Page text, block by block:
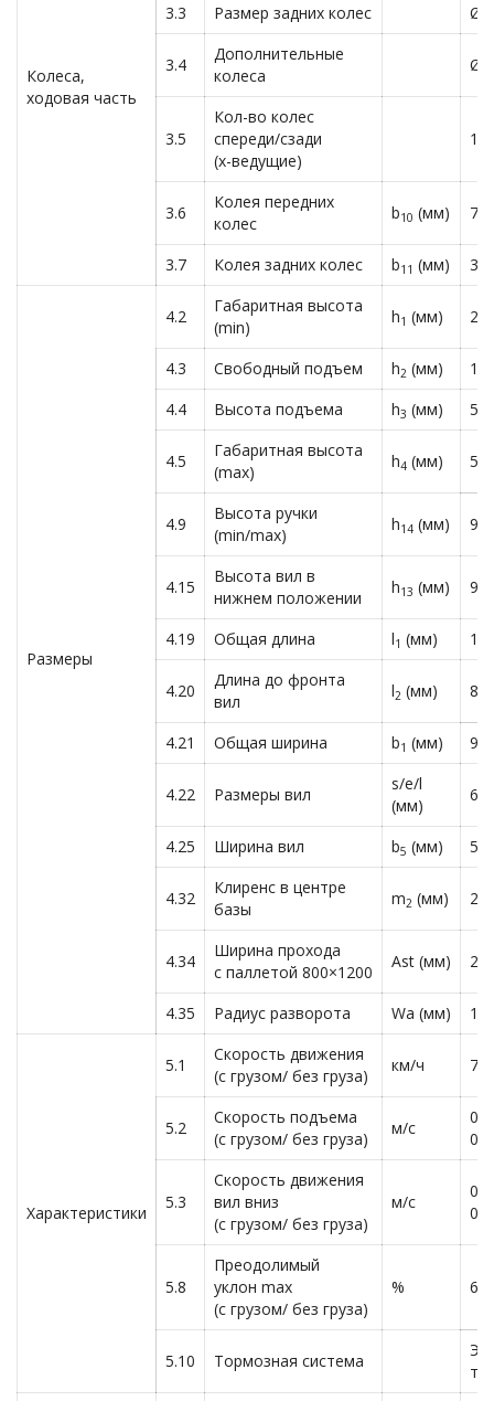
Колеса,
ходовая часть
3.3 Размер задних колес
3.4
Дополнительные
колеса
3.5
Кол-во колес
спереди/сзади
(х-ведущие)
3.6
Колея передних
колес
b10 (мм)
3.7 Колея задних колес b11 (мм)
Размеры
4.2
Габаритная высота
(min)
h1 (мм)
4.3 Свободный подъем h2 (мм)
4.4
Высота подъема h3 (мм)
4.5
Габаритная высота
(max)
h4 (мм)
4.9
Высота ручки
(min/max)
h14 (мм)
4.15
Высота вил в
нижнем положении
h13 (мм) 90
4.19 Общая длина l1 (мм)
4.20
Длина до фронта
вил
l2 (мм)
4.21 Общая ширина b1 (мм)
4.22 Размеры вил
s/e/l
(мм)
4.25 Ширина вил b5 (мм)
4.32
Клиренс в центре
базы
m2 (мм) 28
4.34
Ширина прохода
с паллетой 800×1200
Ast (мм)
4.35 Радиус разворота Wa (мм)
Характеристики
5.1
Скорость движения
(с грузом/ без груза)
км/ч
5.2
Скорость подъема
(с грузом/ без груза)
м/с
5.3
Скорость движения
вил вниз
(с грузом/ без груза)
м/с
5.8
Преодолимый
уклон max
(с грузом/ без груза)
% 6/
5.10 Тормозная система